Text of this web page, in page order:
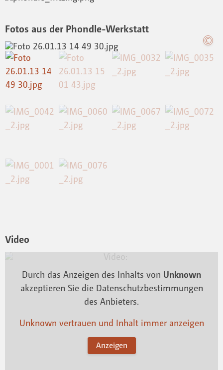
Fotos aus der Phondle-Werkstatt
Video
Durch das Anzeigen des Inhalts von Unknown
akzeptieren Sie die Datenschutzbestimmungen
des Anbieters.
Unknown vertrauen und Inhalt immer anzeigen
Anzeigen